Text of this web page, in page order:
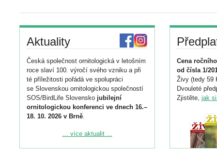
Aktuality
Česká společnost ornitologická v letošním
roce slaví 100. výročí svého vzniku a při
té příležitosti pořádá ve spolupráci
se Slovenskou ornitologickou společností
SOS/BirdLife Slovensko jubilejní
ornitologickou konferenci ve dnech 16.–
18. 10. 2026 v Brně.
Podrobnější informace ke konferenci
... více aktualit ...
Cena
od čísla 1/
Živy (tedy 59
Dvouleté
Zjistěte, jak